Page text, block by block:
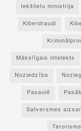
Iekšlietu ministrija
Kiberdraudi
Mākslīgais intelekts
Noziedzība
Pasaulē
Satversmes
Terorisms